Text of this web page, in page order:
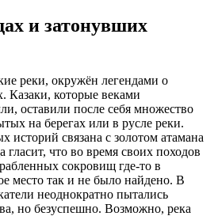
и затонувших
реки, окружён легендами о
Казаки, которые веками
оставили после себя множество
на берегах или в русле реки.
историй связана с золотом атамана
гласит, что во время своих походов
сокровищ где-то в
место так и не было найдено. В
неоднократно пытались
но безуспешно. Возможно, река